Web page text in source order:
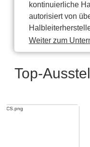
kontinuierliche
autorisiert von
Weiter zum
Top-